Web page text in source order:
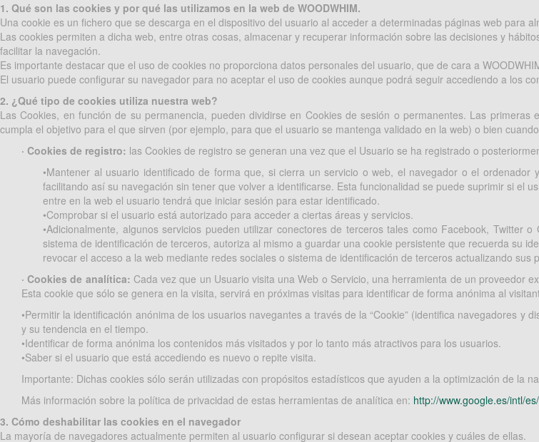
1. Qué son las cookies y por qué las utilizamos en la web de WOODWHIM.
Una cookie es un fichero que se descarga en el dispositivo del usuario al acceder a determinadas páginas web para
Las cookies permiten a dicha web, entre otras cosas, almacenar y recuperar información sobre las decisiones y
facilitar la navegación.
Es importante destacar que el uso de cookies no proporciona datos personales del usuario, que de cara a
El usuario puede configurar su navegador para no aceptar el uso de cookies aunque podrá seguir accediendo a los
2. ¿Qué tipo de cookies utiliza nuestra web?
Las Cookies, en función de su permanencia, pueden dividirse en Cookies de sesión o permanentes. Las
cumpla el objetivo para el que sirven (por ejemplo, para que el usuario se mantenga validado en la web) o bien
· Cookies de registro: las Cookies de registro se generan una vez que el Usuario se ha registrado o
•Mantener al usuario identificado de forma que, si cierra un servicio o web, el navegador o el
facilitando así su navegación sin tener que volver a identificarse. Esta funcionalidad se puede suprimir si el
entre en la web el usuario tendrá que iniciar sesión para estar identificado.
•Comprobar si el usuario está autorizado para acceder a ciertas áreas y servicios.
•Adicionalmente, algunos servicios pueden utilizar conectores de terceros tales como Facebook,
sistema de identificación de terceros, autoriza al mismo a guardar una cookie persistente que recuerda su
revocar el acceso a la web mediante redes sociales o sistema de identificación de terceros actualizando sus
· Cookies de analítica: Cada vez que un Usuario visita una Web o Servicio, una herramienta de un proveedor
Esta cookie que sólo se genera en la visita, servirá en próximas visitas para identificar de forma anónima al
•Permitir la identificación anónima de los usuarios navegantes a través de la “Cookie” (identifica navegadores
y su tendencia en el tiempo.
•Identificar de forma anónima los contenidos más visitados y por lo tanto más atractivos para los usuarios.
•Saber si el usuario que está accediendo es nuevo o repite visita.
Importante: Dichas cookies sólo serán utilizadas con propósitos estadísticos que ayuden a la optimización de la
Más información sobre la política de privacidad de estas herramientas de analítica en: http://www.google.es/intl/
3. Cómo deshabilitar las cookies en el navegador
La mayoría de navegadores actualmente permiten al usuario configurar si desean aceptar cookies y cuáles de ellas.